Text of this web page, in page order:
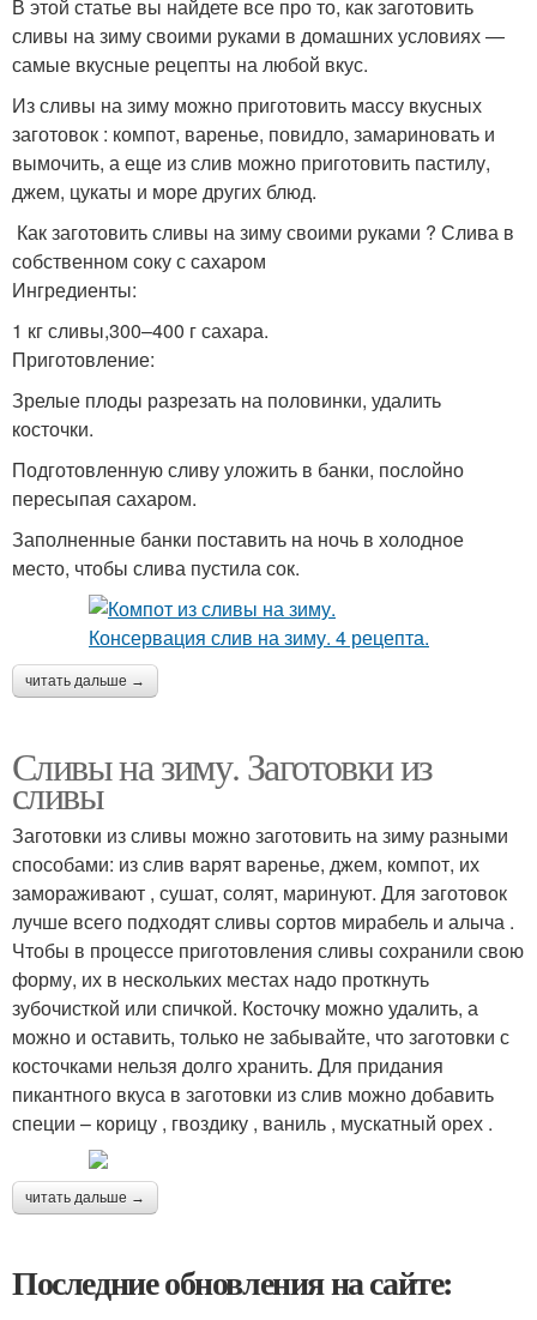
В этой статье вы найдете все про то, как заготовить
сливы на зиму своими руками в домашних условиях —
самые вкусные рецепты на любой вкус.
Из сливы на зиму можно приготовить массу вкусных
заготовок : компот, варенье, повидло, замариновать и
вымочить, а еще из слив можно приготовить пастилу,
джем, цукаты и море других блюд.
Как заготовить сливы на зиму своими руками ? Слива в
собственном соку с сахаром
Ингредиенты:
1 кг сливы,300–400 г сахара.
Приготовление:
Зрелые плоды разрезать на половинки, удалить
косточки.
Подготовленную сливу уложить в банки, послойно
пересыпая сахаром.
Заполненные банки поставить на ночь в холодное
место, чтобы слива пустила сок.
читать дальше →
Сливы на зиму. Заготовки из
сливы
Заготовки из сливы можно заготовить на зиму разными
способами: из слив варят варенье, джем, компот, их
замораживают , сушат, солят, маринуют. Для заготовок
лучше всего подходят сливы сортов мирабель и алыча .
Чтобы в процессе приготовления сливы сохранили свою
форму, их в нескольких местах надо проткнуть
зубочисткой или спичкой. Косточку можно удалить, а
можно и оставить, только не забывайте, что заготовки с
косточками нельзя долго хранить. Для придания
пикантного вкуса в заготовки из слив можно добавить
специи – корицу , гвоздику , ваниль , мускатный орех .
читать дальше →
Последние обновления на сайте: